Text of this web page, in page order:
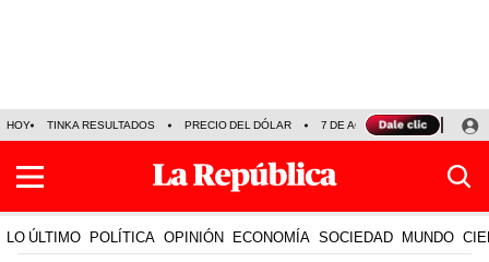
HOY TINKA RESULTADOS PRECIO DEL DÓLAR 7 DE AGOSTO OLLANTA
LO ÚLTIMO POLÍTICA OPINIÓN ECONOMÍA SOCIEDAD MUNDO